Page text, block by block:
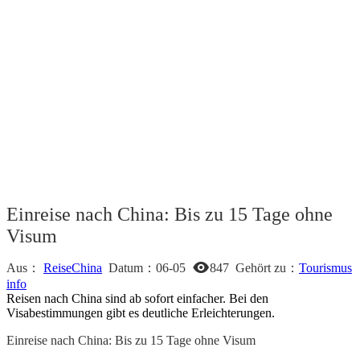
Einreise nach China: Bis zu 15 Tage ohne
Visum
Aus： ReiseChina Datum： 06-05 847 Gehört zu： Tourismus
info
Reisen nach China sind ab sofort einfacher. Bei den
Visabestimmungen gibt es deutliche Erleichterungen.
Einreise nach China: Bis zu 15 Tage ohne Visum